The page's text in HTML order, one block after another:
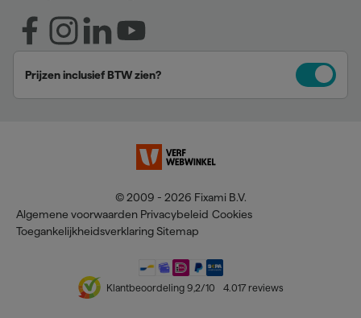
Prijzen inclusief BTW zien?
© 2009 - 2026 Fixami B.V.
Algemene voorwaarden Privacybeleid Cookies
Toegankelijkheidsverklaring Sitemap
Klantbeoordeling 9,2/10 4.017 reviews